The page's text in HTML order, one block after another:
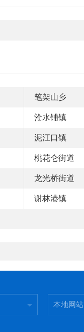
笔架山乡
沧水铺镇
泥江口镇
桃花仑街道
龙光桥街道
谢林港镇
本地网站